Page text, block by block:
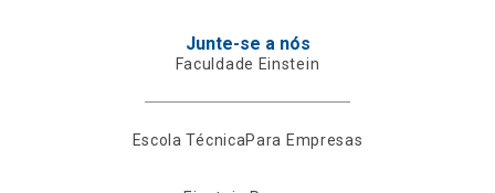
Junte-se a nós
Faculdade Einstein
Escola TécnicaPara Empresas